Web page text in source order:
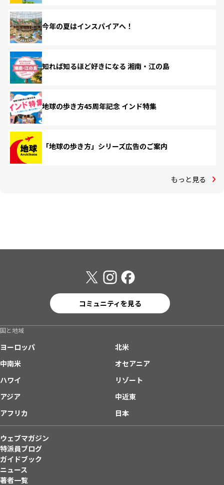
今年の夏はインスパイアへ！
知れば知るほど好きになる 湘南・江の島
地球の歩き方45周年記念 インド特集
「地球の歩き方」シリーズ広告のご案内
もっと見る
コミュニティを見る
国と地域
ヨーロッパ
北米
中南米
オセアニア
ハワイ
リゾート
アジア
中近東
アフリカ
日本
ウェブマガジン
特派員ブログ
ガイドブック
ニュース
著者一覧